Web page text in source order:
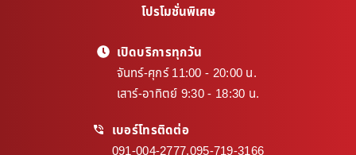
โปรโมชั่นพิเศษ
เปิดบริการทุกวัน
จันทร์-ศุกร์ 11:00 - 20:00 น.
เสาร์-อาทิตย์ 9:30 - 18:30 น.
เบอร์โทรติดต่อ
091-004-2777,095-719-3166